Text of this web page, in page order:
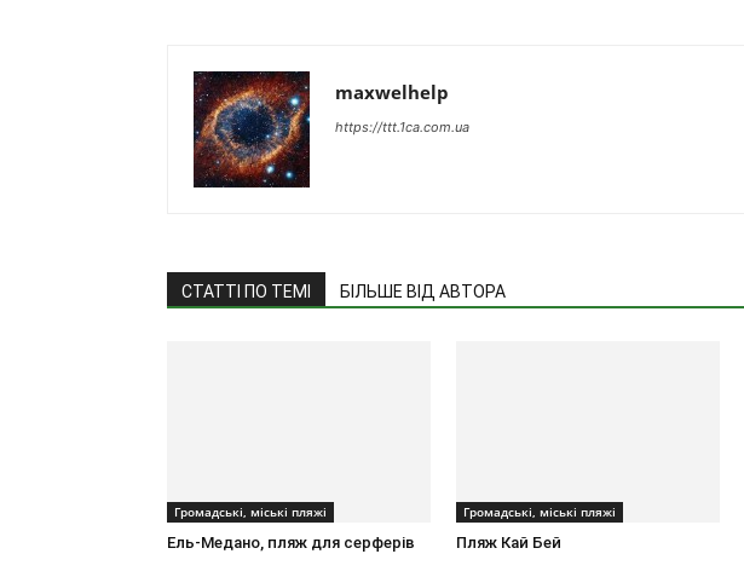
maxwelhelp
https://ttt.1ca.com.ua
СТАТТІ ПО ТЕМІ БІЛЬШЕ ВІД АВТОРА
Громадські, міські пляжі
Ель-Медано, пляж для серферів
Громадські, міські пляжі
Пляж Кай Бей